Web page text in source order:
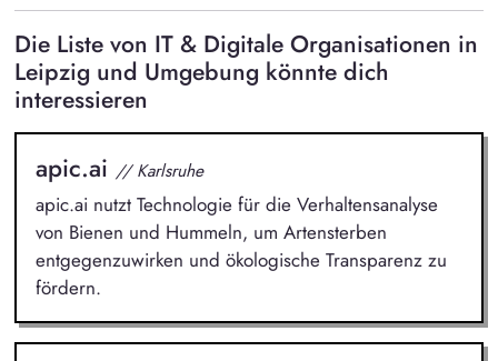
Die Liste von IT & Digitale Organisationen in
Leipzig und Umgebung könnte dich
interessieren
apic.ai // Karlsruhe
apic.ai nutzt Technologie für die Verhaltensanalyse
von Bienen und Hummeln, um Artensterben
entgegenzuwirken und ökologische Transparenz zu
fördern.